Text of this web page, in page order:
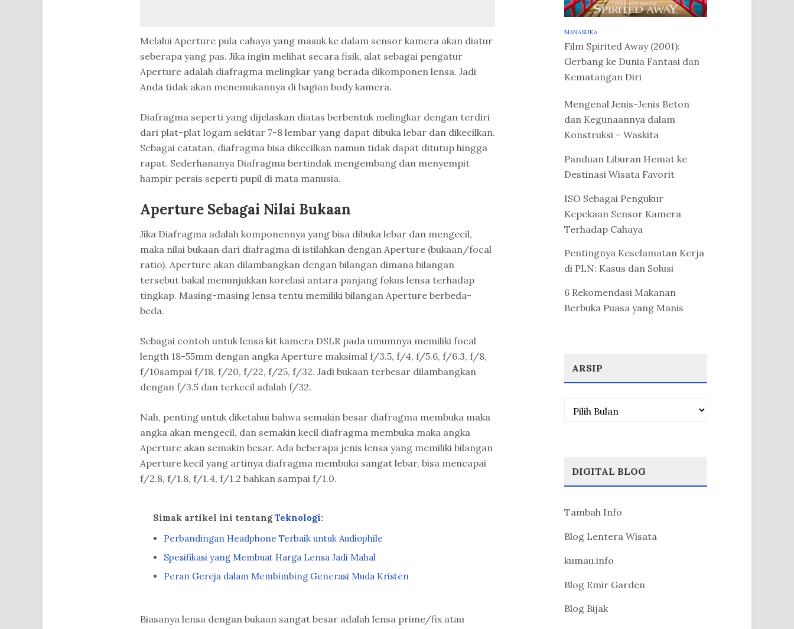
Melalui Aperture pula cahaya yang masuk ke dalam sensor kamera akan diatur
seberapa yang pas. Jika ingin melihat secara fisik, alat sebagai pengatur
Aperture adalah diafragma melingkar yang berada dikomponen lensa. Jadi
Anda tidak akan menemukannya di bagian body kamera.
Diafragma seperti yang dijelaskan diatas berbentuk melingkar dengan terdiri
dari plat-plat logam sekitar 7-8 lembar yang dapat dibuka lebar dan dikecilkan.
Sebagai catatan, diafragma bisa dikecilkan namun tidak dapat ditutup hingga
rapat. Sederhananya Diafragma bertindak mengembang dan menyempit
hampir persis seperti pupil di mata manusia.
Aperture Sebagai Nilai Bukaan
Jika Diafragma adalah komponennya yang bisa dibuka lebar dan mengecil,
maka nilai bukaan dari diafragma di istilahkan dengan Aperture (bukaan/focal
ratio). Aperture akan dilambangkan dengan bilangan dimana bilangan
tersebut bakal menunjukkan korelasi antara panjang fokus lensa terhadap
tingkap. Masing-masing lensa tentu memiliki bilangan Aperture berbeda-
beda.
Sebagai contoh untuk lensa kit kamera DSLR pada umumnya memiliki focal
length 18-55mm dengan angka Aperture maksimal f/3.5, f/4, f/5.6, f/6.3, f/8,
f/10sampai f/18, f/20, f/22, f/25, f/32. Jadi bukaan terbesar dilambangkan
dengan f/3.5 dan terkecil adalah f/32.
Nah, penting untuk diketahui bahwa semakin besar diafragma membuka maka
angka akan mengecil, dan semakin kecil diafragma membuka maka angka
Aperture akan semakin besar. Ada beberapa jenis lensa yang memiliki bilangan
Aperture kecil yang artinya diafragma membuka sangat lebar, bisa mencapai
f/2.8, f/1.8, f/1.4, f/1.2 bahkan sampai f/1.0.
Simak artikel ini tentangTeknologi:
Perbandingan Headphone Terbaik untuk Audiophile
Spesifikasi yang Membuat Harga Lensa Jadi Mahal
Peran Gereja dalam Membimbing Generasi Muda Kristen
Biasanya lensa dengan bukaan sangat besar adalah lensa prime/fix atau
MANASUKA
Film Spirited Away (2001):
Gerbang ke Dunia Fantasi dan
Kematangan Diri
Mengenal Jenis-Jenis Beton
dan Kegunaannya dalam
Konstruksi – Waskita
Panduan Liburan Hemat ke
Destinasi Wisata Favorit
ISO Sebagai Pengukur
Kepekaan Sensor Kamera
Terhadap Cahaya
Pentingnya Keselamatan Kerja
di PLN: Kasus dan Solusi
6 Rekomendasi Makanan
Berbuka Puasa yang Manis
ARSIP
Arsip
DIGITAL BLOG
Tambah Info
Blog Lentera Wisata
kumau.info
Blog Emir Garden
Blog Bijak